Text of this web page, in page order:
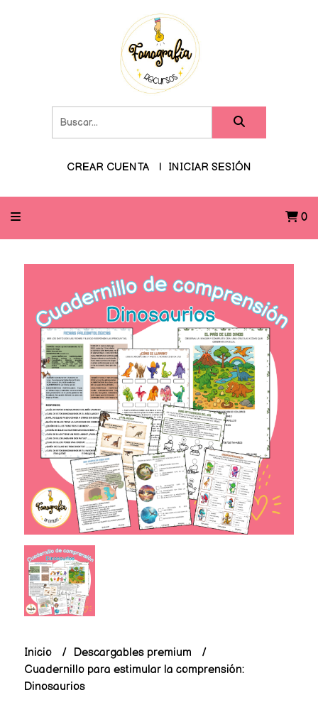
CREAR CUENTA INICIAR SESIÓN
0
Inicio
Descargables premium
Cuadernillo para estimular la comprensión:
Dinosaurios